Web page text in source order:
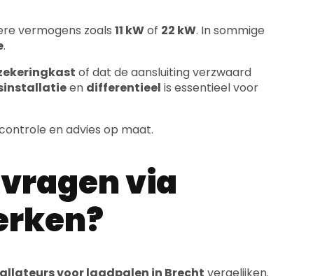
vermogens zoals11 kWof 22 kW. In sommige
.
of dat de aansluiting verzwaard
en differentieel is essentieel voor
en advies op maat.
via